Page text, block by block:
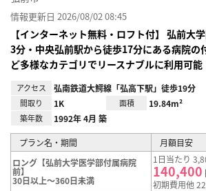
情報更新日 2026/08/02 08:45
【インターネット無料・ロフト付】 弘前大
3分・中央弘前駅から徒歩17分にある病院の
ど多様なカテゴリでリースナブルに利用可能
アクセス 弘南鉄道大鰐線「弘高下駅」徒歩19分
間取り 1K 面積 19.84m²
築年数 1992年 4月 築
プラン名・期間
月額目安
ロング【弘前大学医学部付属病院
前】
30日以上～360日未満
1日当たり
140,400
初期費用他